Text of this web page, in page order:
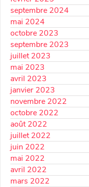
septembre 2024
mai 2024
octobre 2023
septembre 2023
juillet 2023
mai 2023
avril 2023
janvier 2023
novembre 2022
octobre 2022
août 2022
juillet 2022
juin 2022
mai 2022
avril 2022
mars 2022